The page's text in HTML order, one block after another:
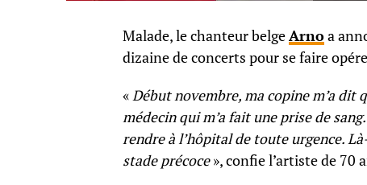
Malade, le chanteur belgeArnoa
dizaine de concerts pour se faire
«Début novembre, ma copine m’a dit
médecin qui m’a fait une prise de
rendre à l’hôpital de toute urgence.
stade précoce», confie l’artiste de 70